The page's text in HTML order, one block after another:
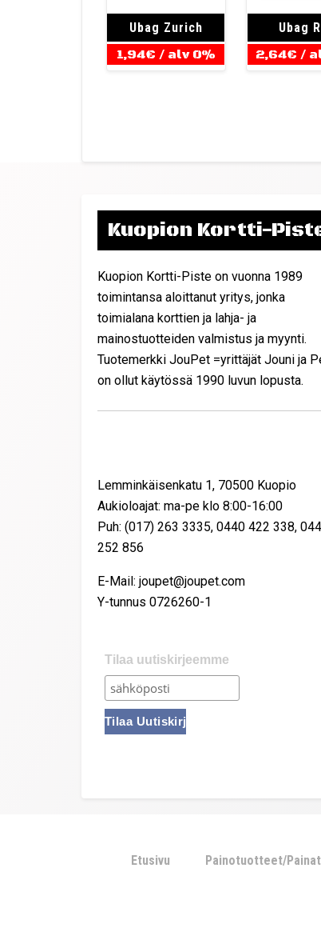
Ubag Zurich
1,94€ / alv 0%
Ubag
2,64€ /
Kuopion Kortti-
Kuopion Kortti-Piste on vuonna 1989
toimintansa aloittanut yritys, jonka
toimialana korttien ja lahja- ja
mainostuotteiden valmistus ja myynti.
Tuotemerkki JouPet =yrittäjät Jouni ja
on ollut käytössä 1990 luvun lopusta.
Lemminkäisenkatu 1, 70500 Kuopio
Aukioloajat: ma-pe klo 8:00-16:00
Puh: (017) 263 3335, 0440 422 338,
252 856
E-Mail: joupet@joupet.com
Y-tunnus 0726260-1
Tilaa uutiskirjeemme
Etusivu Painotuotteet/